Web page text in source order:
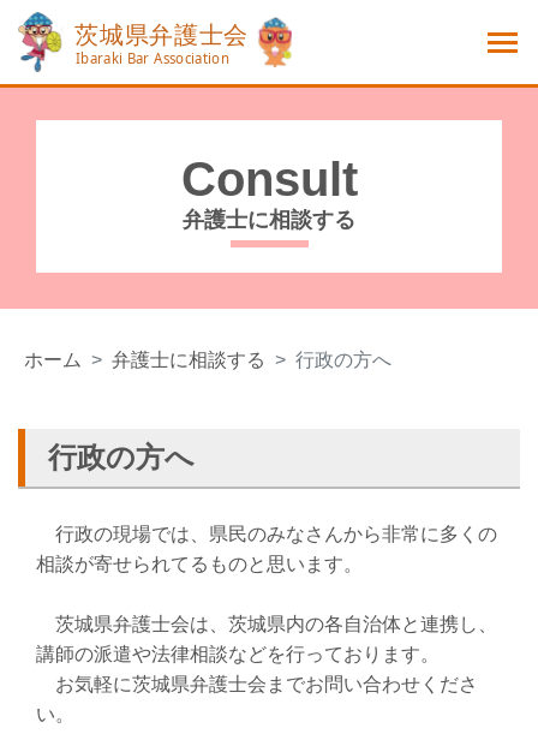
Consult
弁護士に相談する
ホーム 弁護士に相談する 行政の方へ
行政の方へ
行政の現場では、県民のみなさんから非常に多くの
相談が寄せられてるものと思います。
茨城県弁護士会は、茨城県内の各自治体と連携し、
講師の派遣や法律相談などを行っております。
お気軽に茨城県弁護士会までお問い合わせくださ
い。